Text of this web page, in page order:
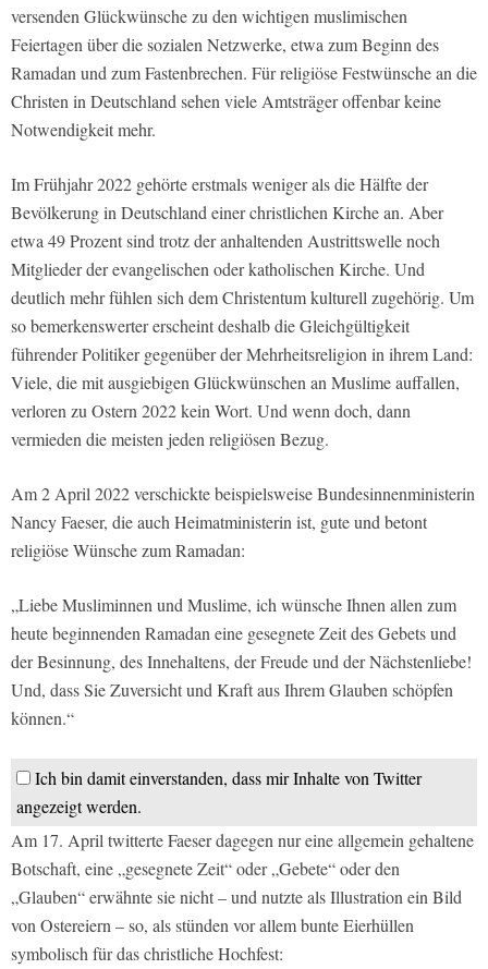
versenden Glückwünsche zu den wichtigen muslimischen
Feiertagen über die sozialen Netzwerke, etwa zum Beginn des
Ramadan und zum Fastenbrechen. Für religiöse Festwünsche an die
Christen in Deutschland sehen viele Amtsträger offenbar keine
Notwendigkeit mehr.
Im Frühjahr 2022 gehörte erstmals weniger als die Hälfte der
Bevölkerung in Deutschland einer christlichen Kirche an. Aber
etwa 49 Prozent sind trotz der anhaltenden Austrittswelle noch
Mitglieder der evangelischen oder katholischen Kirche. Und
deutlich mehr fühlen sich dem Christentum kulturell zugehörig. Um
so bemerkenswerter erscheint deshalb die Gleichgültigkeit
führender Politiker gegenüber der Mehrheitsreligion in ihrem Land:
Viele, die mit ausgiebigen Glückwünschen an Muslime auffallen,
verloren zu Ostern 2022 kein Wort. Und wenn doch, dann
vermieden die meisten jeden religiösen Bezug.
Am 2 April 2022 verschickte beispielsweise Bundesinnenministerin
Nancy Faeser, die auch Heimatministerin ist, gute und betont
religiöse Wünsche zum Ramadan:
„Liebe Musliminnen und Muslime, ich wünsche Ihnen allen zum
heute beginnenden Ramadan eine gesegnete Zeit des Gebets und
der Besinnung, des Innehaltens, der Freude und der Nächstenliebe!
Und, dass Sie Zuversicht und Kraft aus Ihrem Glauben schöpfen
können.“
Ich bin damit einverstanden, dass mir Inhalte von Twitter
angezeigt werden.
Am 17. April twitterte Faeser dagegen nur eine allgemein gehaltene
Botschaft, eine „gesegnete Zeit“ oder „Gebete“ oder den
„Glauben“ erwähnte sie nicht – und nutzte als Illustration ein Bild
von Ostereiern – so, als stünden vor allem bunte Eierhüllen
symbolisch für das christliche Hochfest: